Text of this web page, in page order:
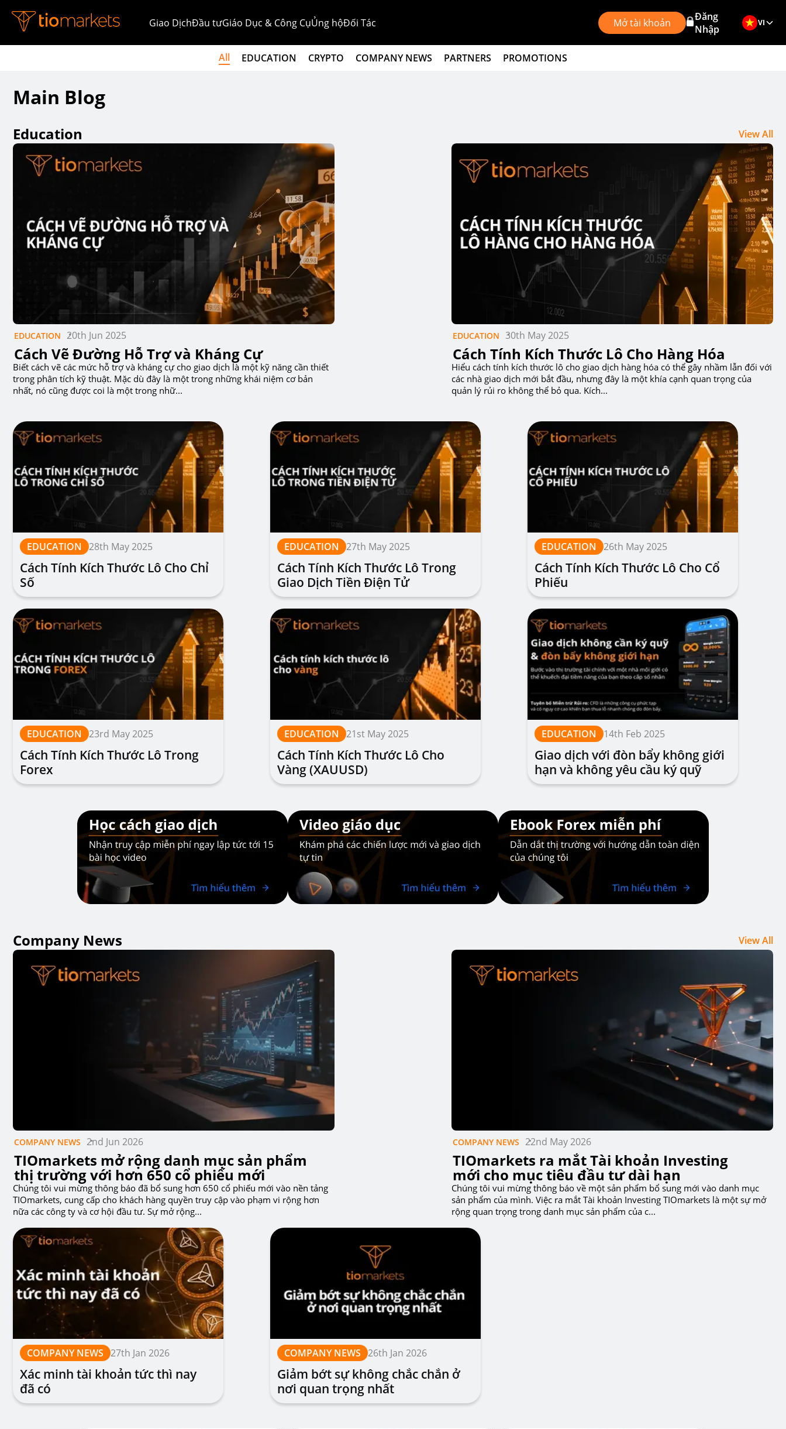
Giao DịchĐầu tưGiáo Dục & Công CụỦng hộĐối Tác Mở tài khoản
Đăng
Nhập
VI
All EDUCATION CRYPTO COMPANY NEWS PARTNERS PROMOTIONS
Main Blog
Education View All
EDUCATION 20th Jun 2025
Cách Vẽ Đường Hỗ Trợ và Kháng Cự
Biết cách vẽ các mức hỗ trợ và kháng cự cho giao dịch là một kỹ năng cần thiết
trong phân tích kỹ thuật. Mặc dù đây là một trong những khái niệm cơ bản
nhất, nó cũng được coi là một trong nhữ...
EDUCATION 30th May 2025
Cách Tính Kích Thước Lô Cho Hàng Hóa
Hiểu cách tính kích thước lô cho giao dịch hàng hóa có thể gây nhầm lẫn đối với
các nhà giao dịch mới bắt đầu, nhưng đây là một khía cạnh quan trọng của
quản lý rủi ro không thể bỏ qua. Kích...
EDUCATION 28th May 2025
Cách Tính Kích Thước Lô Cho Chỉ
Số
EDUCATION 27th May 2025
Cách Tính Kích Thước Lô Trong
Giao Dịch Tiền Điện Tử
EDUCATION 26th May 2025
Cách Tính Kích Thước Lô Cho Cổ
Phiếu
EDUCATION 23rd May 2025
Cách Tính Kích Thước Lô Trong
Forex
EDUCATION 21st May 2025
Cách Tính Kích Thước Lô Cho
Vàng (XAUUSD)
EDUCATION 14th Feb 2025
Giao dịch với đòn bẩy không giới
hạn và không yêu cầu ký quỹ
Company News View All
COMPANY NEWS 2nd Jun 2026
TIOmarkets mở rộng danh mục sản phẩm
thị trường với hơn 650 cổ phiếu mới
Chúng tôi vui mừng thông báo đã bổ sung hơn 650 cổ phiếu mới vào nền tảng
TIOmarkets, cung cấp cho khách hàng quyền truy cập vào phạm vi rộng hơn
nữa các công ty và cơ hội đầu tư. Sự mở rộng...
COMPANY NEWS 22nd May 2026
TIOmarkets ra mắt Tài khoản Investing
mới cho mục tiêu đầu tư dài hạn
Chúng tôi vui mừng thông báo về một sản phẩm bổ sung mới vào danh mục
sản phẩm của mình. Việc ra mắt Tài khoản Investing TIOmarkets là một sự mở
rộng quan trọng trong danh mục sản phẩm của c...
COMPANY NEWS 27th Jan 2026
Xác minh tài khoản tức thì nay
đã có
COMPANY NEWS 26th Jan 2026
Giảm bớt sự không chắc chắn ở
nơi quan trọng nhất